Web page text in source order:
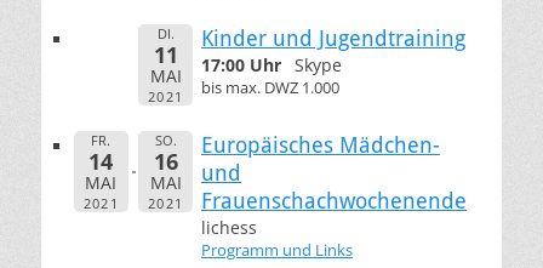
DI.
11
MAI
2021
Kinder und Jugendtraining
17:00 Uhr Skype
bis max. DWZ 1.000
FR.
14
MAI
2021
SO.
16
MAI
2021
Europäisches Mädchen-
und
Frauenschachwochenende
lichess
Programm und Links